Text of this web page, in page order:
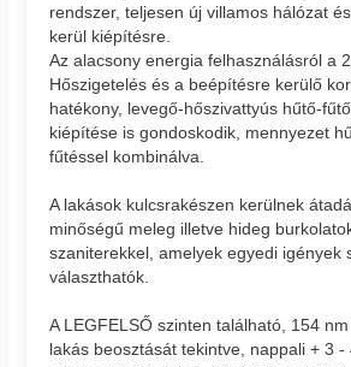
rendszer, teljesen új villamos hálózat
kerül kiépítésre.
Az alacsony energia felhasználásról a
Hőszigetelés és a beépítésre kerülő
hatékony, levegő-hőszivattyús hűtő-
kiépítése is gondoskodik, mennyezet
fűtéssel kombinálva.
A lakások kulcsrakészen kerülnek
minőségű meleg illetve hideg
szaniterekkel, amelyek egyedi igények
választhatók.
A LEGFELSŐ szinten található, 154
lakás beosztását tekintve, nappali + 3 -